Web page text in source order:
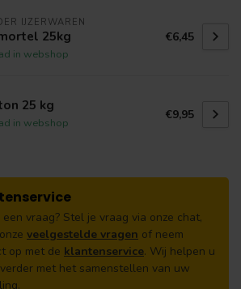
IJZERWAREN
25kg
in webshop
€6,45
25 kg
in webshop
€9,95
een vraag? Stel je vraag via onze chat,
veelgestelde vragen of neem
op met de klantenservice. Wij helpen u
met het samenstellen van uw